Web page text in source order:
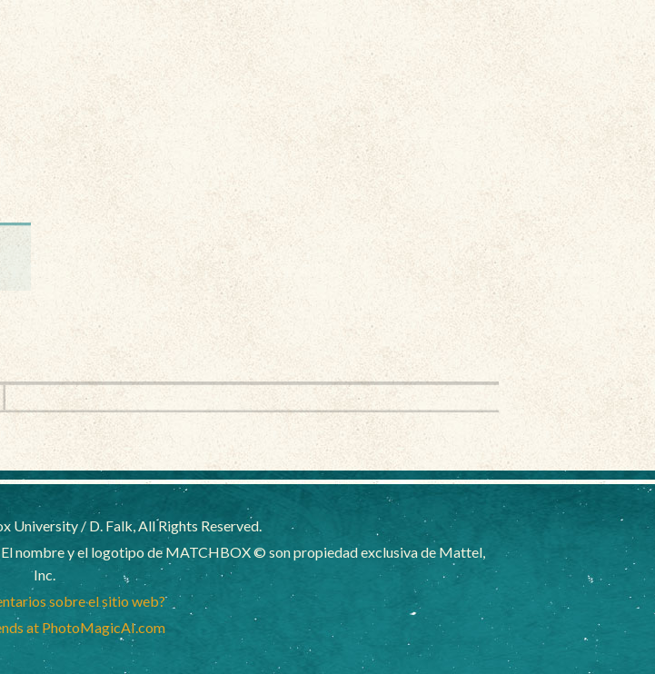
/ D. Falk, All Rights Reserved.
nombre y el logotipo de MATCHBOX © son propiedad exclusiva de Mattel,
Inc.
sobre el sitio web?
at PhotoMagicAI.com